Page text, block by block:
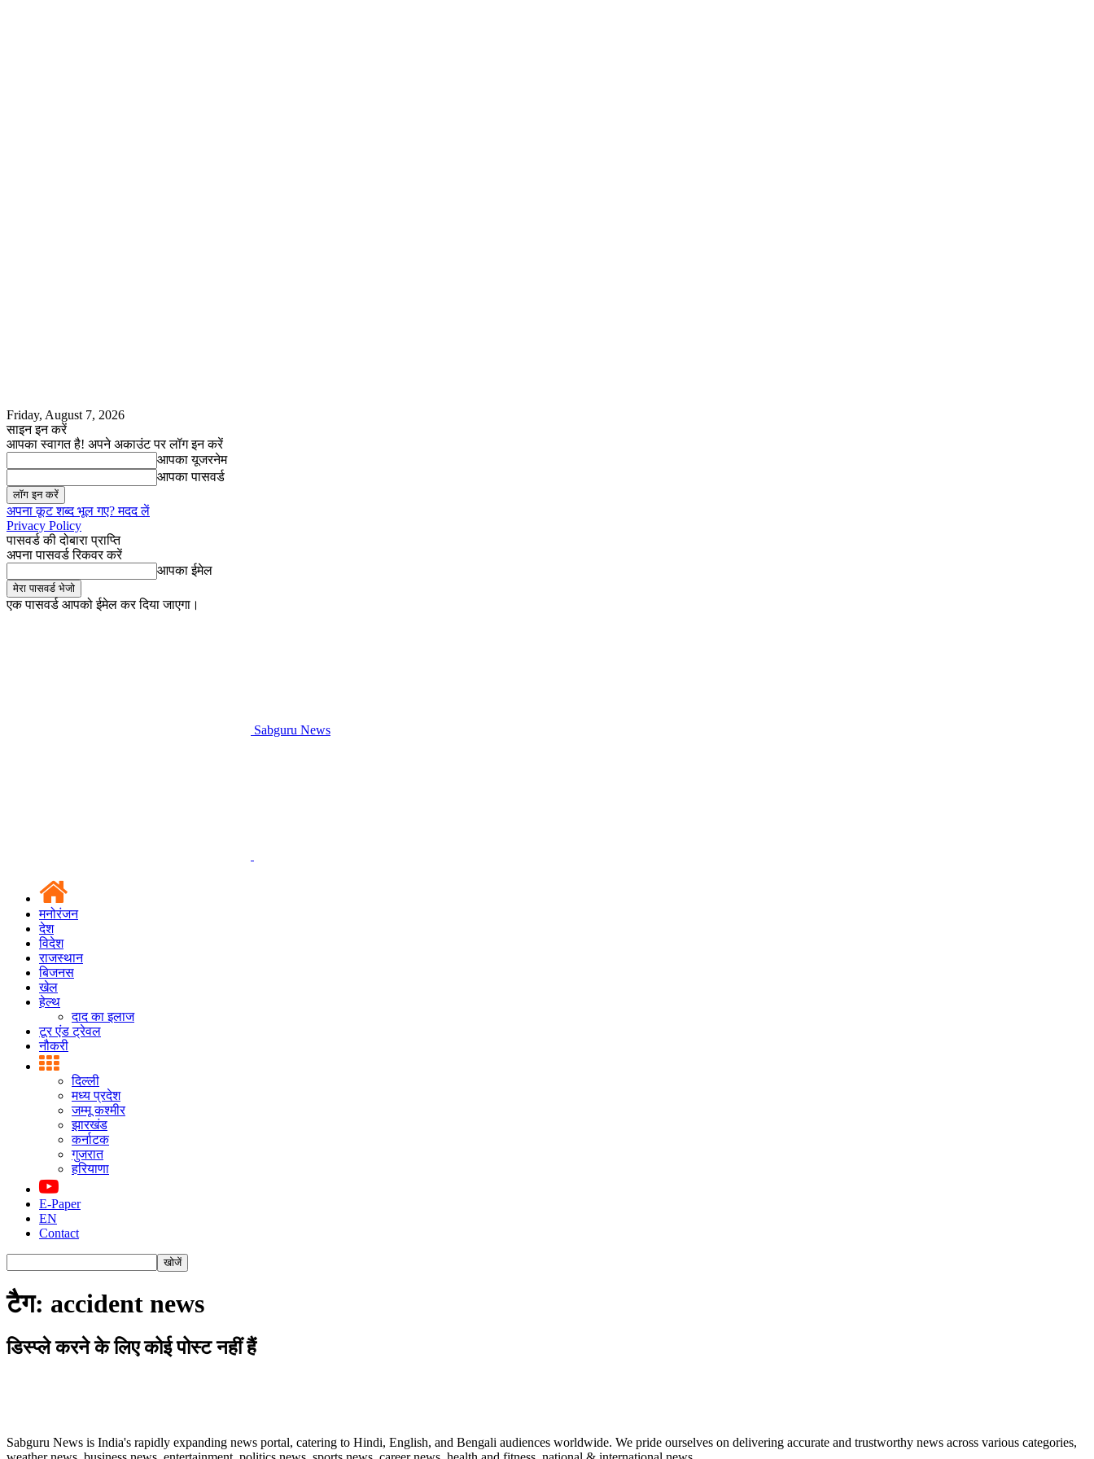
Friday, August 7, 2026
साइन इन करें
आपका स्वागत है! अपने अकाउंट पर लॉग इन करें
आपका यूजरनेम
आपका पासवर्ड
अपना कूट शब्द भूल गए? मदद लें
Privacy Policy
पासवर्ड की दोबारा प्राप्ति
अपना पासवर्ड रिकवर करें
आपका ईमेल
एक पासवर्ड आपको ईमेल कर दिया जाएगा।
Sabguru News
मनोरंजन
देश
विदेश
राजस्थान
बिजनस
खेल
हेल्थ
दाद का इलाज
टूर एंड ट्रेवल
नौकरी
दिल्ली
मध्य प्रदेश
जम्मू कश्मीर
झारखंड
कर्नाटक
गुजरात
हरियाणा
E-Paper
EN
Contact
टैग: accident news
डिस्प्ले करने के लिए कोई पोस्ट नहीं हैं
Sabguru News is India's rapidly expanding news portal, catering to Hindi, English, and Bengali audiences worldwide. We pride ourselves on delivering accurate and trustworthy news across various categories,